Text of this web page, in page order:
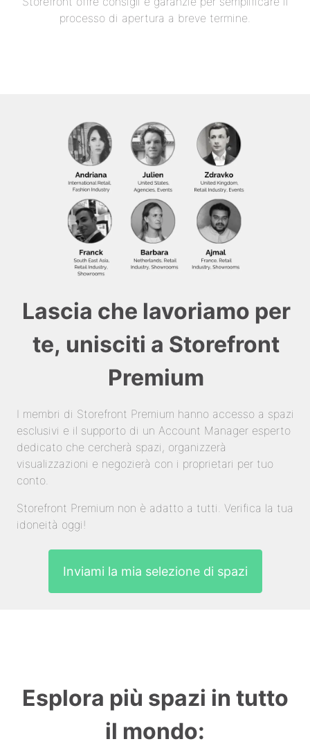
processo di apertura a breve termine.
Lascia che lavoriamo per
te, unisciti a Storefront
Premium
I membri di Storefront Premium hanno accesso a spazi
esclusivi e il supporto di un Account Manager esperto
dedicato che cercherà spazi, organizzerà
visualizzazioni e negozierà con i proprietari per tuo
conto.
Storefront Premium non è adatto a tutti. Verifica la tua
idoneità oggi!
Inviami la mia selezione di spazi
Esplora più spazi in tutto
il mondo: